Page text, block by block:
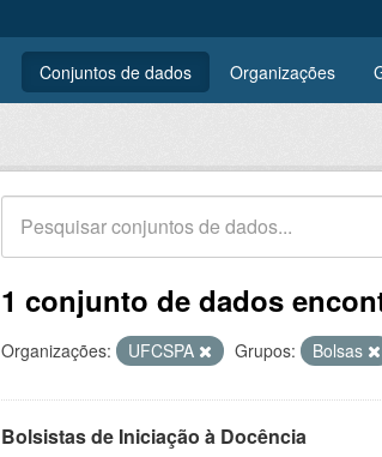
Conjuntos de dados Organizações
1 conjunto de dados
Organizações: UFCSPA Grupos: Bolsas
Bolsistas de Iniciação à Docência